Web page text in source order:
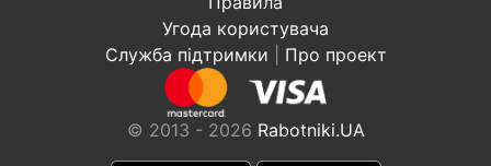
Угода користувача
Служба підтримки
Про проект
© 2013 - 2026 Rabotniki.UA